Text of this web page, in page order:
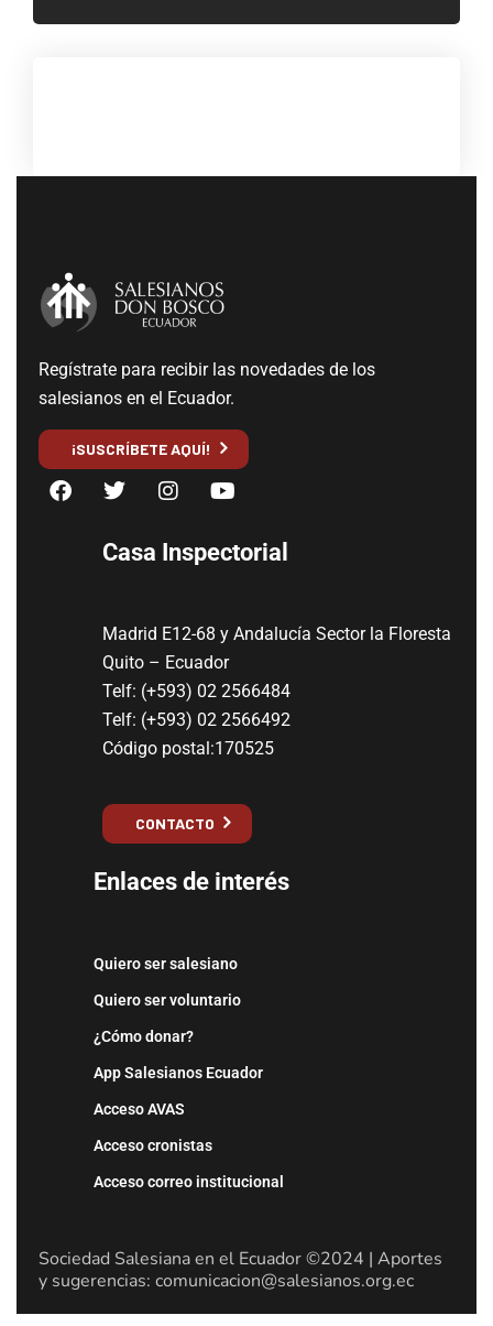
Regístrate para recibir las novedades de los
salesianos en el Ecuador.
¡SUSCRÍBETE AQUÍ!
Casa Inspectorial
Madrid E12-68 y Andalucía Sector la Floresta
Quito – Ecuador
Telf: (+593) 02 2566484
Telf: (+593) 02 2566492
Código postal:170525
CONTACTO
Enlaces de interés
Quiero ser salesiano
Quiero ser voluntario
¿Cómo donar?
App Salesianos Ecuador
Acceso AVAS
Acceso cronistas
Acceso correo institucional
Sociedad Salesiana en el Ecuador ©2024 | Aportes
y sugerencias: comunicacion@salesianos.org.ec